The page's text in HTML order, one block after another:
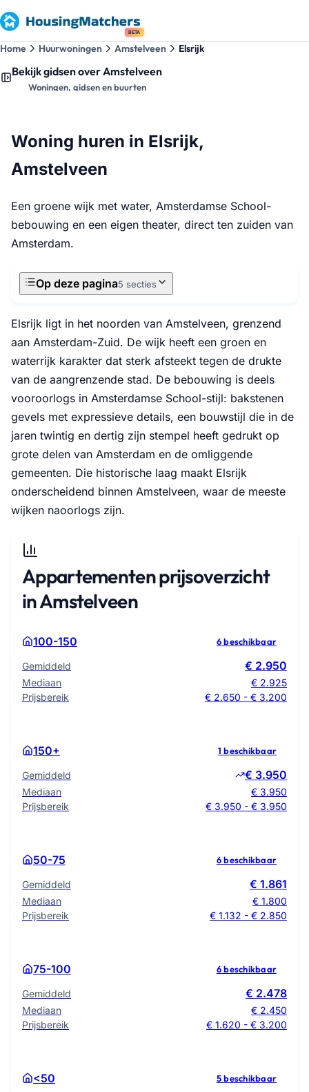
BETA
Home Huurwoningen Amstelveen Elsrijk
Bekijk gidsen over Amstelveen
Woningen, gidsen en buurten
Woning huren in Elsrijk,
Amstelveen
Een groene wijk met water, Amsterdamse School-
bebouwing en een eigen theater, direct ten zuiden van
Amsterdam.
Op deze pagina5 secties
Elsrijk ligt in het noorden van Amstelveen, grenzend
aan Amsterdam-Zuid. De wijk heeft een groen en
waterrijk karakter dat sterk afsteekt tegen de drukte
van de aangrenzende stad. De bebouwing is deels
vooroorlogs in Amsterdamse School-stijl: bakstenen
gevels met expressieve details, een bouwstijl die in de
jaren twintig en dertig zijn stempel heeft gedrukt op
grote delen van Amsterdam en de omliggende
gemeenten. Die historische laag maakt Elsrijk
onderscheidend binnen Amstelveen, waar de meeste
wijken naoorlogs zijn.
Appartementen prijsoverzicht
in Amstelveen
100-150 6 beschikbaar
Gemiddeld € 2.950
Mediaan
€ 2.925
Prijsbereik
€ 2.650 - € 3.200
150+ 1 beschikbaar
Gemiddeld € 3.950
Mediaan
€ 3.950
Prijsbereik
€ 3.950 - € 3.950
50-75 6 beschikbaar
Gemiddeld € 1.861
Mediaan
€ 1.800
Prijsbereik
€ 1.132 - € 2.850
75-100 6 beschikbaar
Gemiddeld € 2.478
Mediaan
€ 2.450
Prijsbereik
€ 1.620 - € 3.200
<50 5 beschikbaar